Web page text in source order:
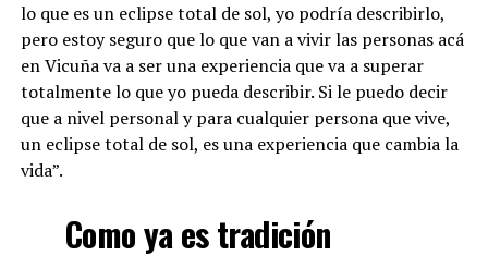
lo que es un eclipse total de sol, yo podría describirlo,
pero estoy seguro que lo que van a vivir las personas acá
en Vicuña va a ser una experiencia que va a superar
totalmente lo que yo pueda describir. Si le puedo decir
que a nivel personal y para cualquier persona que vive,
un eclipse total de sol, es una experiencia que cambia la
vida”.
Como ya es tradición